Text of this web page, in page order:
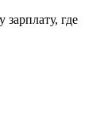
где